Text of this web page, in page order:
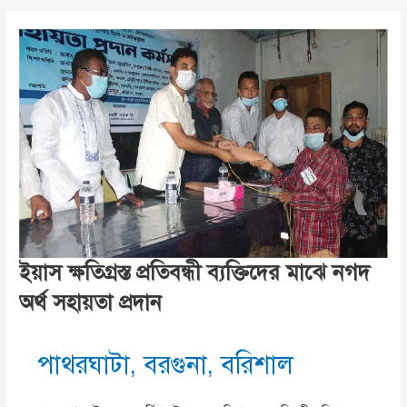
স্কুলছাত্রকে
মারধর
ইয়াস ক্ষতিগ্রস্ত প্রতিবন্ধী ব্যক্তিদের মাঝে নগদ
অর্থ সহায়তা প্রদান
পাথরঘাটা,বরগুনা,বরিশাল